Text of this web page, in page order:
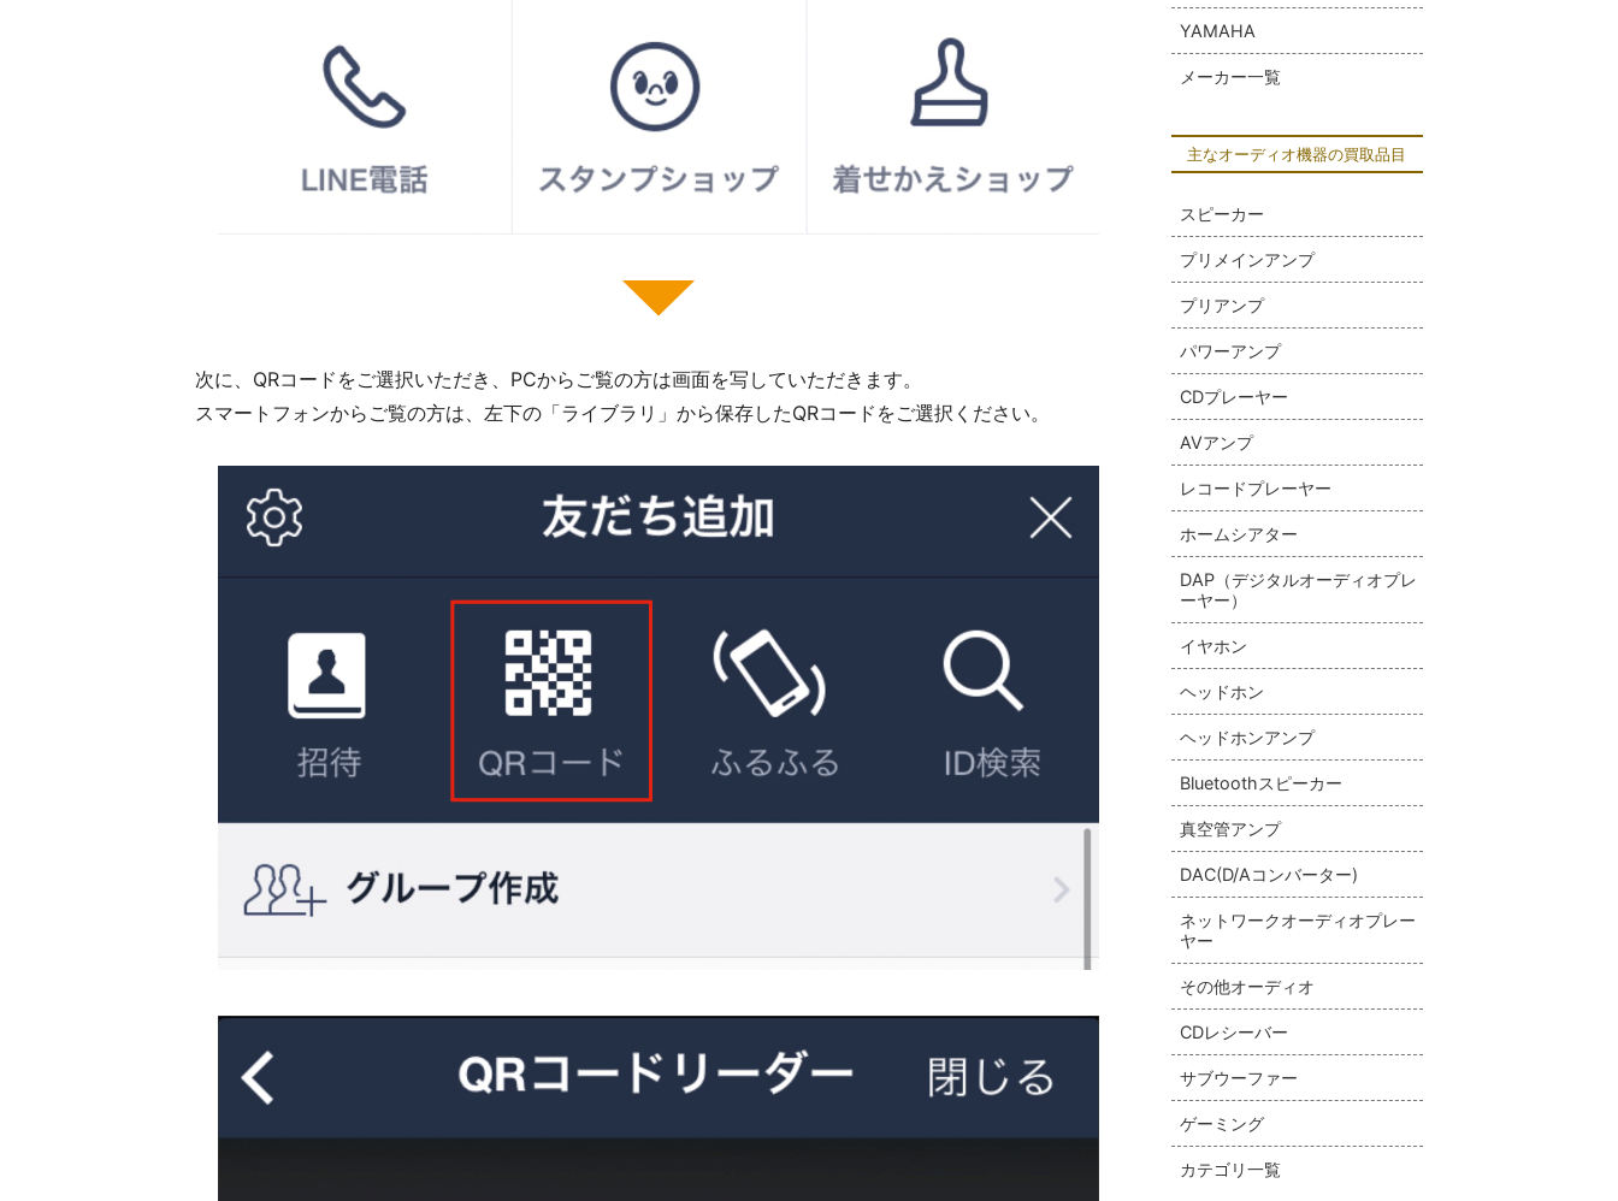
次に、QRコードをご選択いただき、PCからご覧の方は画面を写していただきます。
スマートフォンからご覧の方は、左下の「ライブラリ」から保存したQRコードをご選択ください。
YAMAHA
メーカー一覧
主なオーディオ機器の買取品目
スピーカー
プリメインアンプ
プリアンプ
パワーアンプ
CDプレーヤー
AVアンプ
レコードプレーヤー
ホームシアター
DAP（デジタルオーディオプレ
ーヤー）
イヤホン
ヘッドホン
ヘッドホンアンプ
Bluetoothスピーカー
真空管アンプ
DAC(D/Aコンバーター)
ネットワークオーディオプレー
ヤー
その他オーディオ
CDレシーバー
サブウーファー
ゲーミング
カテゴリ一覧